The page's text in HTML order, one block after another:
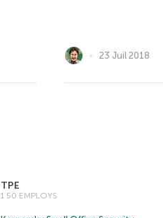
23 Juil 2018
TPE
1 50 EMPLOYS